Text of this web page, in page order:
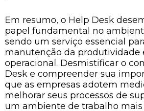
Em resumo, o Help Desk
papel fundamental no
sendo um serviço essencial
manutenção da produtividade
operacional. Desmistificar o
Desk e compreender sua
que as empresas adotem
melhorar seus processos de
um ambiente de trabalho mais